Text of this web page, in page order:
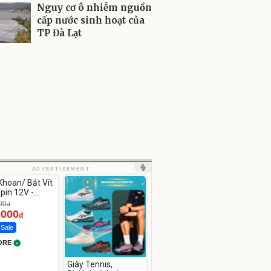
Nguy cơ ô nhiễm nguồn
cấp nước sinh hoạt của
TP Đà Lạt
ADVERTISEMENT
Bắt Vít
12V -
đ
đ
Giày Tennis,